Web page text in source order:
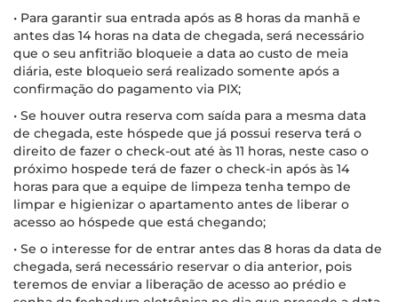
• Para garantir sua entrada após as 8 horas da manhã e
antes das 14 horas na data de chegada, será necessário
que o seu anfitrião bloqueie a data ao custo de meia
diária, este bloqueio será realizado somente após a
confirmação do pagamento via PIX;
• Se houver outra reserva com saída para a mesma data
de chegada, este hóspede que já possui reserva terá o
direito de fazer o check-out até às 11 horas, neste caso o
próximo hospede terá de fazer o check-in após às 14
horas para que a equipe de limpeza tenha tempo de
limpar e higienizar o apartamento antes de liberar o
acesso ao hóspede que está chegando;
• Se o interesse for de entrar antes das 8 horas da data de
chegada, será necessário reservar o dia anterior, pois
teremos de enviar a liberação de acesso ao prédio e